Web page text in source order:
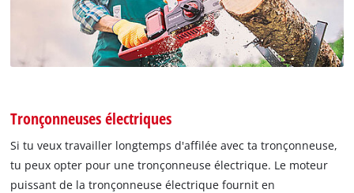
Tronçonneuses électriques
Si tu veux travailler longtemps d'affilée avec ta tronçonneuse,
tu peux opter pour une tronçonneuse électrique. Le moteur
puissant de la tronçonneuse électrique fournit en